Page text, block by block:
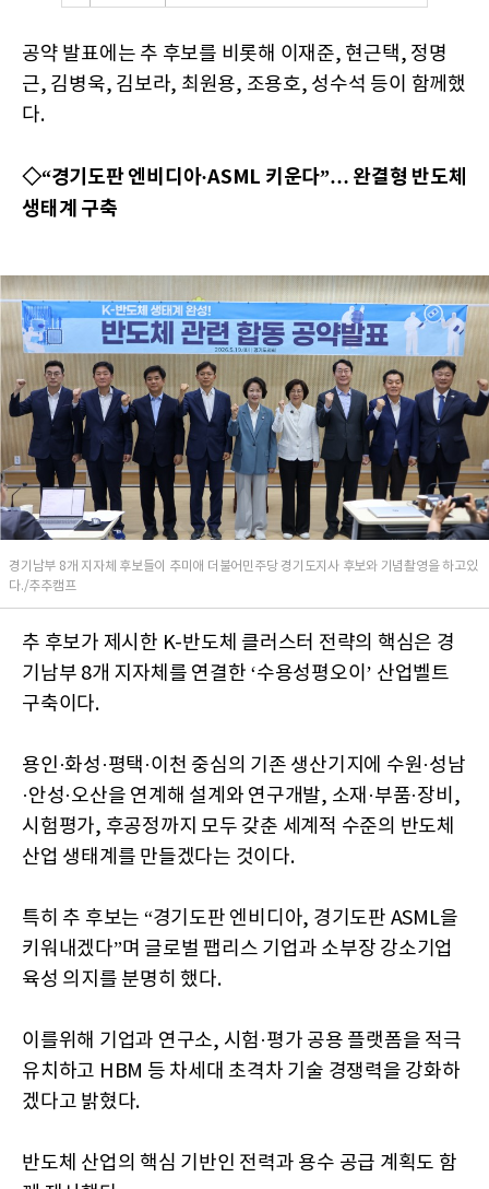
공약 발표에는 추 후보를 비롯해 이재준, 현근택, 정명
근, 김병욱, 김보라, 최원용, 조용호, 성수석 등이 함께했
다.
◇“경기도판 엔비디아·ASML 키운다”… 완결형 반도체
생태계 구축
경기남부 8개 지자체 후보들이 추미애 더불어민주당 경기도지사 후보와 기념촬영을 하고있
다./추추캠프
추 후보가 제시한 K-반도체 클러스터 전략의 핵심은 경
기남부 8개 지자체를 연결한 ‘수용성평오이’ 산업벨트
구축이다.
용인·화성·평택·이천 중심의 기존 생산기지에 수원·성남
·안성·오산을 연계해 설계와 연구개발, 소재·부품·장비,
시험평가, 후공정까지 모두 갖춘 세계적 수준의 반도체
산업 생태계를 만들겠다는 것이다.
특히 추 후보는 “경기도판 엔비디아, 경기도판 ASML을
키워내겠다”며 글로벌 팹리스 기업과 소부장 강소기업
육성 의지를 분명히 했다.
이를위해 기업과 연구소, 시험·평가 공용 플랫폼을 적극
유치하고 HBM 등 차세대 초격차 기술 경쟁력을 강화하
겠다고 밝혔다.
반도체 산업의 핵심 기반인 전력과 용수 공급 계획도 함